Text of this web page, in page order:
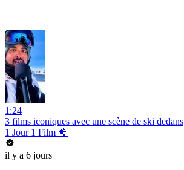
1:24
3 films iconiques avec une scène de ski dedans
1 Jour 1 Film 🍿
il y a 6 jours